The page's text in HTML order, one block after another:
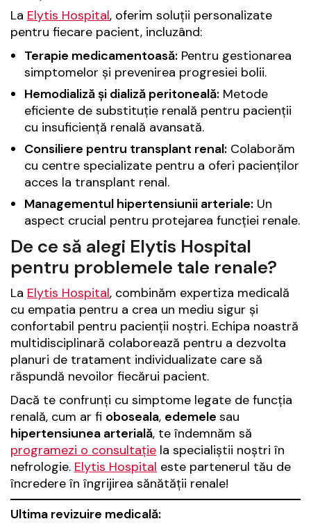
La Elytis Hospital, oferim soluții personalizate
pentru fiecare pacient, incluzând:
Terapie medicamentoasă: Pentru gestionarea
simptomelor și prevenirea progresiei bolii.
Hemodializă și dializă peritoneală: Metode
eficiente de substituție renală pentru pacienții
cu insuficiență renală avansată.
Consiliere pentru transplant renal: Colaborăm
cu centre specializate pentru a oferi pacienților
acces la transplant renal.
Managementul hipertensiunii arteriale: Un
aspect crucial pentru protejarea funcției renale.
De ce să alegi Elytis Hospital
pentru problemele tale renale?
La Elytis Hospital, combinăm expertiza medicală
cu empatia pentru a crea un mediu sigur și
confortabil pentru pacienții noștri. Echipa noastră
multidisciplinară colaborează pentru a dezvolta
planuri de tratament individualizate care să
răspundă nevoilor fiecărui pacient.
Dacă te confrunți cu simptome legate de funcția
renală, cum ar fi oboseala, edemele sau
hipertensiunea arterială, te îndemnăm să
programezi o consultație la specialiștii noștri în
nefrologie. Elytis Hospital este partenerul tău de
încredere în îngrijirea sănătății renale!
Ultima revizuire medicală: